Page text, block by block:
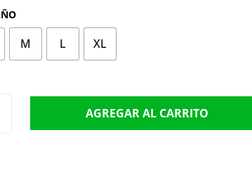
M L XL
AGREGAR AL CARRITO